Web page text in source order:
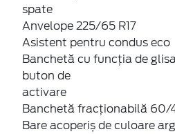
spate
Anvelope 225/65 R17
Asistent pentru condus eco
Banchetă cu funcţia de
buton de
activare
Banchetă fracționabilă 60/
Bare acoperiș de culoare